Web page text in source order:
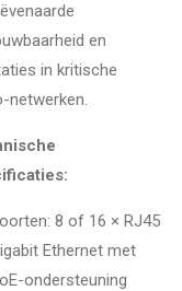
en
in kritische
netwerken.
8 of 16 × RJ45
Ethernet met
ondersteuning